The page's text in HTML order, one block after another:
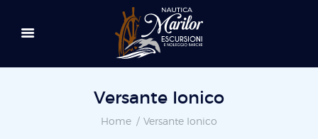
Versante Ionico
Home Versante Ionico